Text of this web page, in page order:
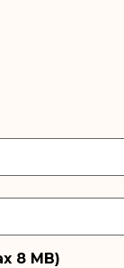
8 MB)